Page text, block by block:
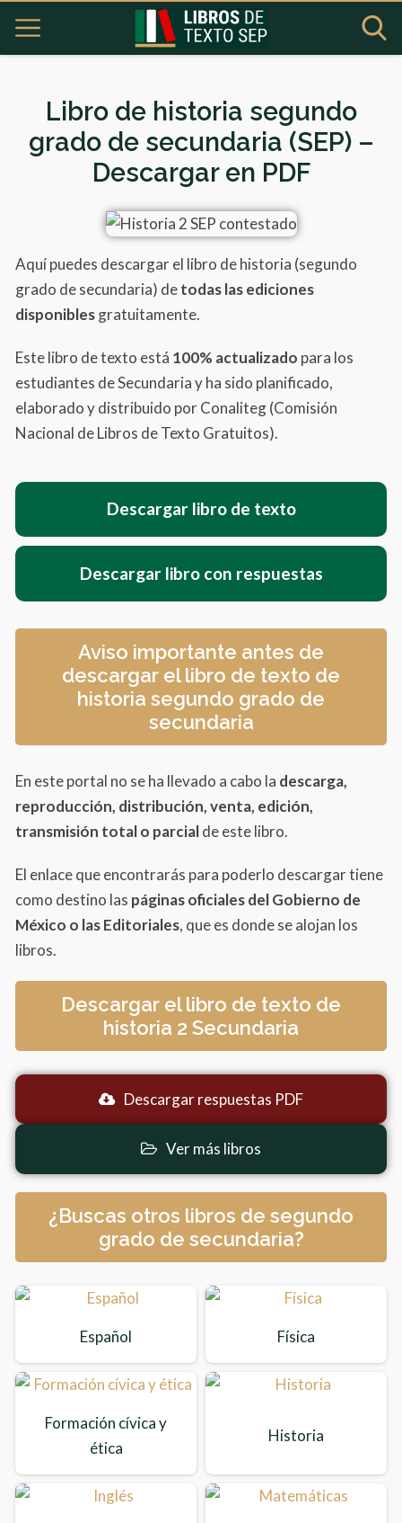
Libro de historia segundo
grado de secundaria (SEP) –
Descargar en PDF
Aquí puedes descargar el libro de historia (segundo
grado de secundaria) detodas las ediciones
disponiblesgratuitamente.
Este libro de texto está 100% actualizado para los
estudiantes de Secundaria y ha sido planificado,
elaborado y distribuido por Conaliteg (Comisión
Nacional de Libros de Texto Gratuitos).
Descargar libro de texto
Descargar libro con respuestas
Aviso importante antes de
descargar el libro de texto de
historia segundo grado de
secundaria
En este portal no se ha llevado a cabo la descarga,
reproducción, distribución, venta, edición,
transmisión total o parcialde este libro.
El enlace que encontrarás para poderlo descargar tiene
como destino las páginas oficiales del Gobierno de
México o las Editoriales, que es donde se alojan los
libros.
Descargar el libro de texto de
historia 2 Secundaria
Descargar respuestas PDF
Ver más libros
¿Buscas otros libros de segundo
grado de secundaria?
Español Física
Formación cívica y
ética
Historia